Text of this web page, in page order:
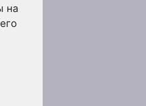
на